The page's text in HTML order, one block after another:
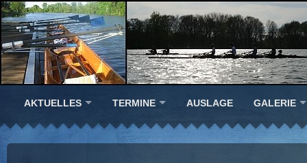
AKTUELLES TERMINE AUSLAGE GALERIE